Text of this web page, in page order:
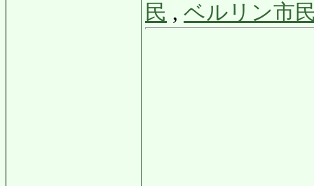
民 , ベルリン市